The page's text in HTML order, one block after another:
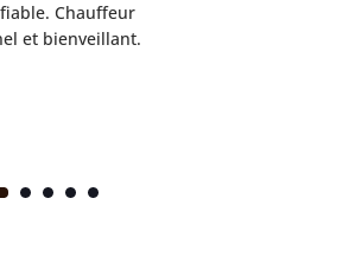
Chauffeur
et bienveillant.